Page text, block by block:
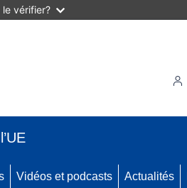
le vérifier?
Vidéos et podcasts Actualités